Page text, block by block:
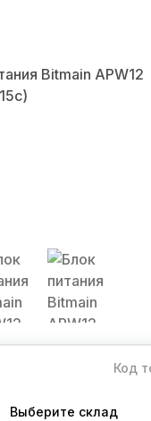
Код
Выберите склад